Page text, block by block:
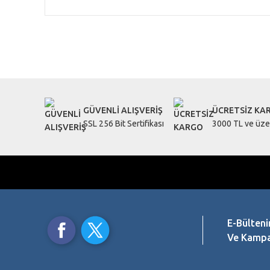
Ürün açıklamasında eksik bilgiler bulunuyor.
Ürün bilgilerinde hatalar bulunuyor.
Bu ürüne benzer farklı alternatifler olmalı.
GÜVENLİ ALIŞVERİŞ
SSL 256 Bit Sertifikası
ÜCRETSİZ
3000 TL ve
E-
Ve